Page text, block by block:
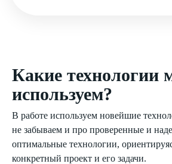
Какие технологии
используем?
В работе используем новейшие
не забываем и про проверенные и
оптимальные технологии,
конкретный проект и его задачи.